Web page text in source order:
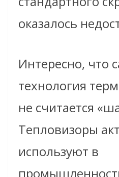
оказалось
Интересно, что
технология
не считается
Тепловизоры
используют в